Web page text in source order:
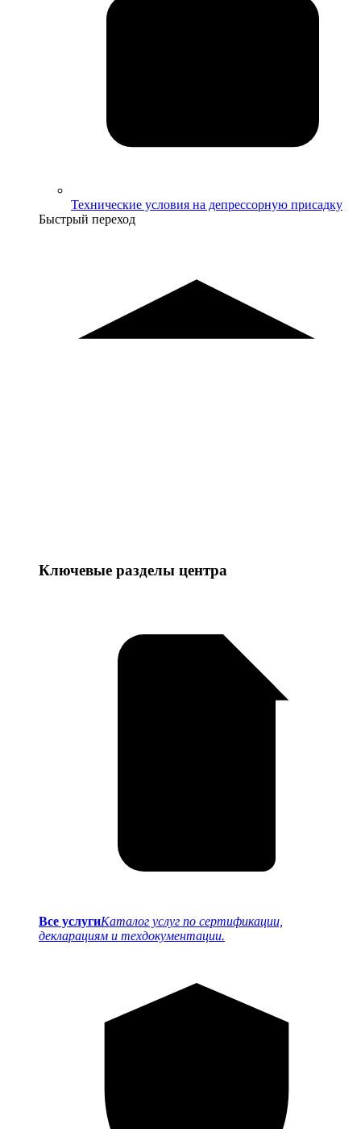
Технические условия на депрессорную присадку
Быстрый переход
Ключевые разделы центра
Все услугиКаталог услуг по сертификации,
декларациям и техдокументации.